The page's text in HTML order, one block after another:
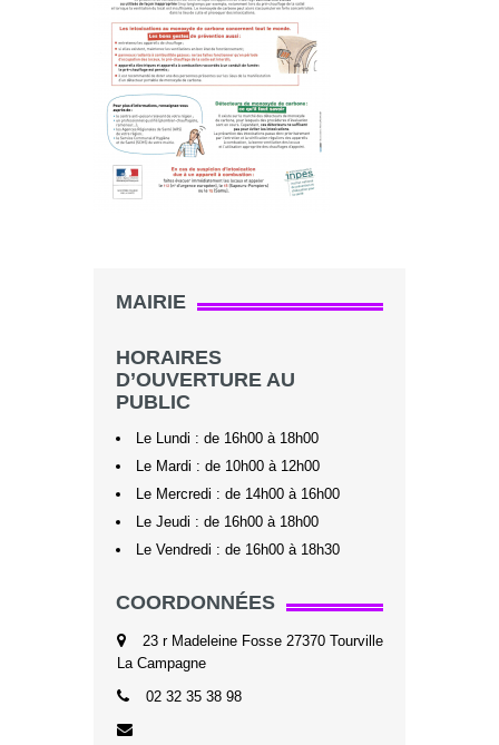
MAIRIE
HORAIRES
D’OUVERTURE AU
PUBLIC
Le Lundi : de 16h00 à 18h00
Le Mardi : de 10h00 à 12h00
Le Mercredi : de 14h00 à 16h00
Le Jeudi : de 16h00 à 18h00
Le Vendredi : de 16h00 à 18h30
COORDONNÉES
23 r Madeleine Fosse 27370 Tourville
La Campagne
02 32 35 38 98